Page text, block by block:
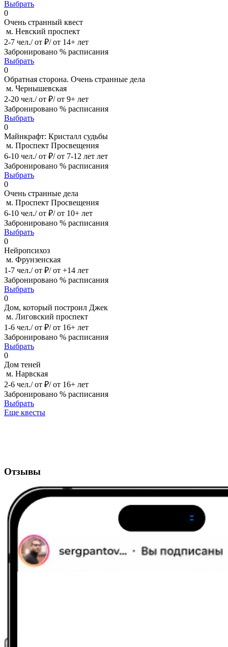
Выбрать
0
Очень странный квест
м. Невский проспект
2-7 чел./ от ₽/ от 14+ лет
Забронировано % расписания
Выбрать
0
Обратная сторона. Очень странные дела
м. Чернышевская
2-20 чел./ от ₽/ от 9+ лет
Забронировано % расписания
Выбрать
0
Майнкрафт: Кристалл судьбы
м. Проспект Просвещения
6-10 чел./ от ₽/ от 7-12 лет лет
Забронировано % расписания
Выбрать
0
Очень странные дела
м. Проспект Просвещения
6-10 чел./ от ₽/ от 10+ лет
Забронировано % расписания
Выбрать
0
Нейропсихоз
м. Фрунзенская
1-7 чел./ от ₽/ от +14 лет
Забронировано % расписания
Выбрать
0
Дом, который построил Джек
м. Лиговский проспект
1-6 чел./ от ₽/ от 16+ лет
Забронировано % расписания
Выбрать
0
Дом теней
м. Нарвская
2-6 чел./ от ₽/ от 16+ лет
Забронировано % расписания
Выбрать
Еще квесты
Отзывы